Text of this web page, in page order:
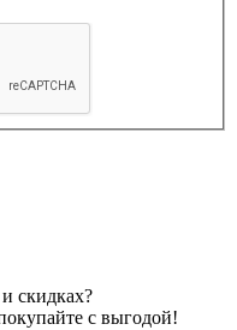
скидках?
с выгодой!